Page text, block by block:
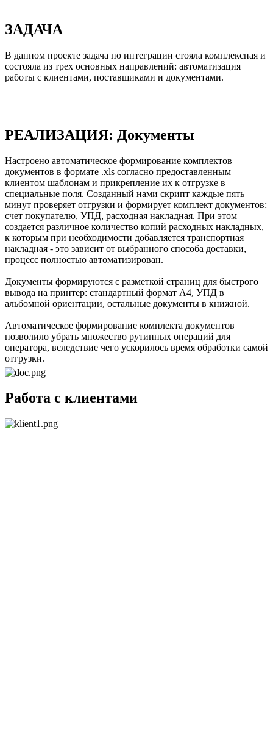
ЗАДАЧА
В данном проекте задача по интеграции стояла комплексная и
состояла из трех основных направлений: автоматизация
работы с клиентами, поставщиками и документами.
РЕАЛИЗАЦИЯ: Документы
Настроено автоматическое формирование комплектов
документов в формате .xls согласно предоставленным
клиентом шаблонам и прикрепление их к отгрузке в
специальные поля. Созданный нами скрипт каждые пять
минут проверяет отгрузки и формирует комплект документов:
счет покупателю, УПД, расходная накладная. При этом
создается различное количество копий расходных накладных,
к которым при необходимости добавляется транспортная
накладная - это зависит от выбранного способа доставки,
процесс полностью автоматизирован.
Документы формируются с разметкой страниц для быстрого
вывода на принтер: стандартный формат А4, УПД в
альбомной ориентации, остальные документы в книжной.
Автоматическое формирование комплекта документов
позволило убрать множество рутинных операций для
оператора, вследствие чего ускорилось время обработки самой
отгрузки.
Работа с клиентами